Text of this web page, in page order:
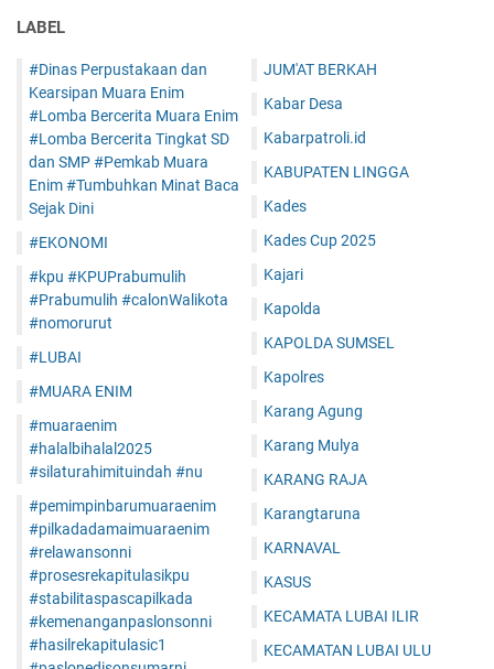
LABEL
#Dinas Perpustakaan dan
Kearsipan Muara Enim
#Lomba Bercerita Muara Enim
#Lomba Bercerita Tingkat SD
dan SMP #Pemkab Muara
Enim #Tumbuhkan Minat Baca
Sejak Dini
#EKONOMI
#kpu #KPUPrabumulih
#Prabumulih #calonWalikota
#nomorurut
#LUBAI
#MUARA ENIM
#muaraenim
#halalbihalal2025
#silaturahimituindah #nu
#pemimpinbarumuaraenim
#pilkadadamaimuaraenim
#relawansonni
#prosesrekapitulasikpu
#stabilitaspascapilkada
#kemenanganpaslonsonni
#hasilrekapitulasic1
JUM'AT BERKAH
Kabar Desa
Kabarpatroli.id
KABUPATEN LINGGA
Kades
Kades Cup 2025
Kajari
Kapolda
KAPOLDA SUMSEL
Kapolres
Karang Agung
Karang Mulya
KARANG RAJA
Karangtaruna
KARNAVAL
KASUS
KECAMATA LUBAI ILIR
KECAMATAN LUBAI ULU